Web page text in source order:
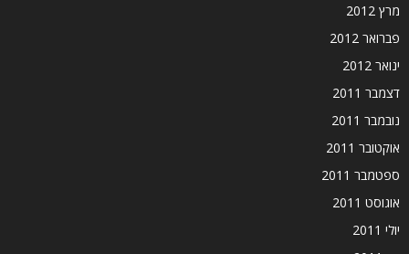
מרץ 2012
פברואר 2012
ינואר 2012
דצמבר 2011
נובמבר 2011
אוקטובר 2011
ספטמבר 2011
אוגוסט 2011
יולי 2011